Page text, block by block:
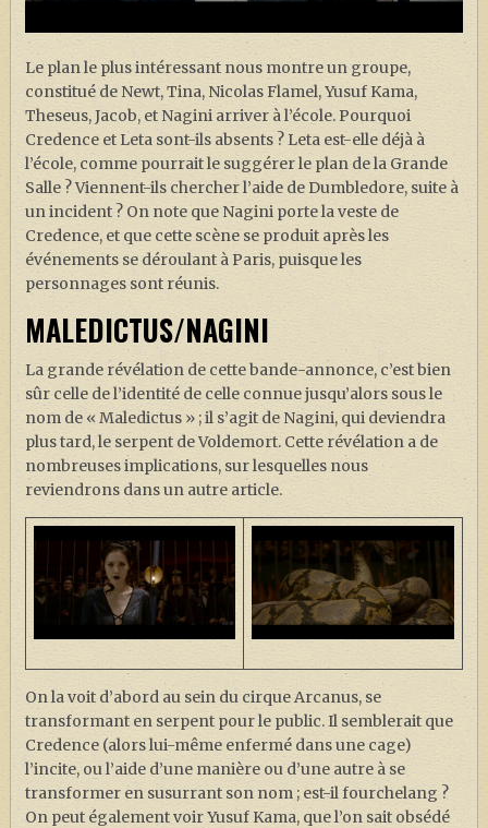
Le plan le plus intéressant nous montre un groupe,
constitué de Newt, Tina, Nicolas Flamel, Yusuf Kama,
Theseus, Jacob, et Nagini arriver à l’école. Pourquoi
Credence et Leta sont-ils absents ? Leta est-elle déjà à
l’école, comme pourrait le suggérer le plan de la Grande
Salle ? Viennent-ils chercher l’aide de Dumbledore, suite à
un incident ? On note que Nagini porte la veste de
Credence, et que cette scène se produit après les
événements se déroulant à Paris, puisque les
personnages sont réunis.
MALEDICTUS/NAGINI
La grande révélation de cette bande-annonce, c’est bien
sûr celle de l’identité de celle connue jusqu’alors sous le
nom de « Maledictus » ; il s’agit de Nagini, qui deviendra
plus tard, le serpent de Voldemort. Cette révélation a de
nombreuses implications, sur lesquelles nous
reviendrons dans un autre article.
On la voit d’abord au sein du cirque Arcanus, se
transformant en serpent pour le public. Il semblerait que
Credence (alors lui-même enfermé dans une cage)
l’incite, ou l’aide d’une manière ou d’une autre à se
transformer en susurrant son nom ; est-il fourchelang ?
On peut également voir Yusuf Kama, que l’on sait obsédé